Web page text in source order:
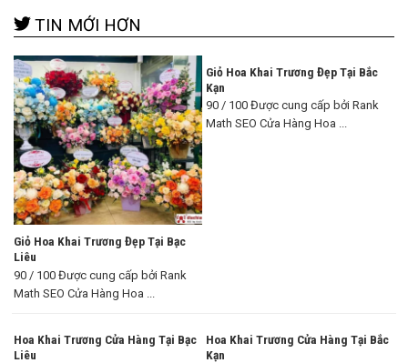
TIN MỚI HƠN
Giỏ Hoa Khai Trương Đẹp Tại Bạc
Liêu
90 / 100 Được cung cấp bởi Rank
Math SEO Cửa Hàng Hoa ...
Giỏ Hoa Khai Trương Đẹp Tại Bắc
Kạn
90 / 100 Được cung cấp bởi Rank
Math SEO Cửa Hàng Hoa ...
Hoa Khai Trương Cửa Hàng Tại Bạc
Liêu
Hoa Khai Trương Cửa Hàng Tại Bắc
Kạn